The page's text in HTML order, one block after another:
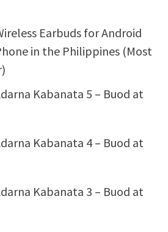
Earbuds for Android
in the Philippines (Most
Kabanata 5 – Buod at
Kabanata 4 – Buod at
Kabanata 3 – Buod at